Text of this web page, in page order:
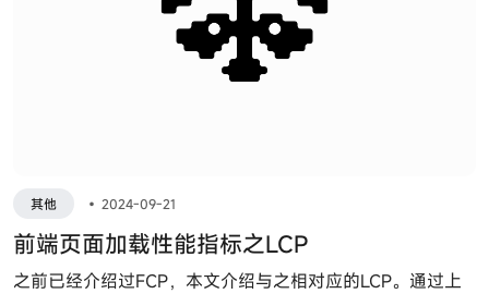
其他 • 2024-09-21
前端页面加载性能指标之LCP
之前已经介绍过FCP，本文介绍与之相对应的LCP。通过上